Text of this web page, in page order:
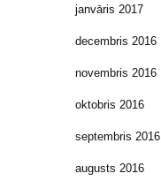
janvāris 2017
decembris 2016
novembris 2016
oktobris 2016
septembris 2016
augusts 2016